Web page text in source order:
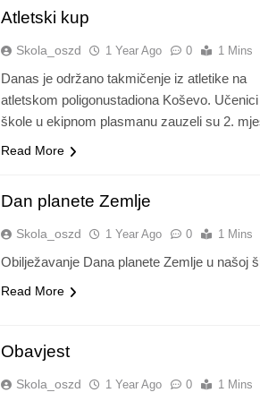
Atletski kup
Skola_oszd 1 Year Ago 0 1 Mins
Danas je održano takmičenje iz atletike na
atletskom poligonustadiona Koševo.
škole u ekipnom plasmanu zauzeli su 2.
Read More
Dan planete Zemlje
Skola_oszd 1 Year Ago 0 1 Mins
Obilježavanje Dana planete Zemlje u našoj
Read More
Obavjest
Skola_oszd 1 Year Ago 0 1 Mins